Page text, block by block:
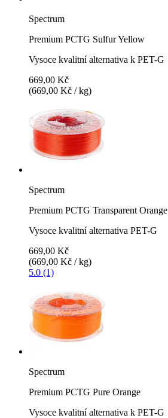
Spectrum
Premium PCTG Sulfur Yellow
Vysoce kvalitní alternativa k PET-G
669,00 Kč
(669,00 Kč / kg)
Spectrum
Premium PCTG Transparent Orange
Vysoce kvalitní alternativa PET-G
669,00 Kč
(669,00 Kč / kg)
5.0 (1)
Spectrum
Premium PCTG Pure Orange
Vysoce kvalitní alternativa k PET-G